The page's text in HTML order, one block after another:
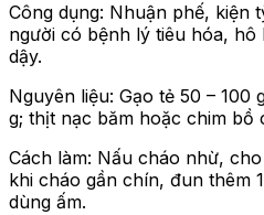
Công dụng: Nhuận phế, kiện
người có bệnh lý tiêu hóa,
dậy.
Nguyên liệu: Gạo tẻ 50 – 100
g; thịt nạc băm hoặc chim bồ
Cách làm: Nấu cháo nhừ,
khi cháo gần chín, đun thêm
dùng ấm.